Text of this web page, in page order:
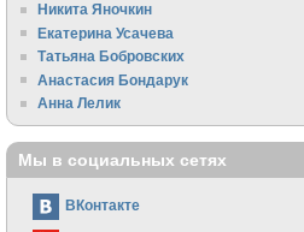
Никита Яночкин
Екатерина Усачева
Татьяна Бобровских
Анастасия Бондарук
Анна Лелик
Мы в социальных сетях
ВКонтакте